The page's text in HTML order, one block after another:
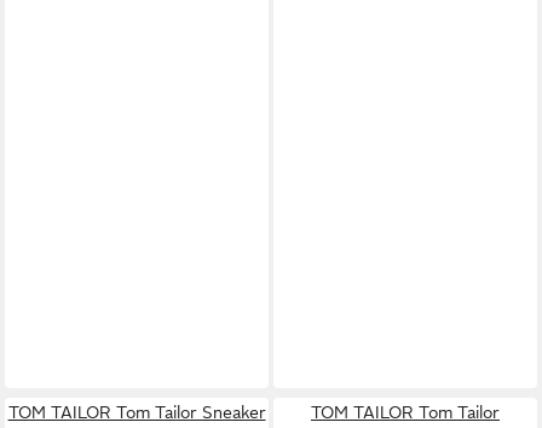
TOM TAILOR Tom Tailor Sneaker
TOM TAILOR Tom Tailor